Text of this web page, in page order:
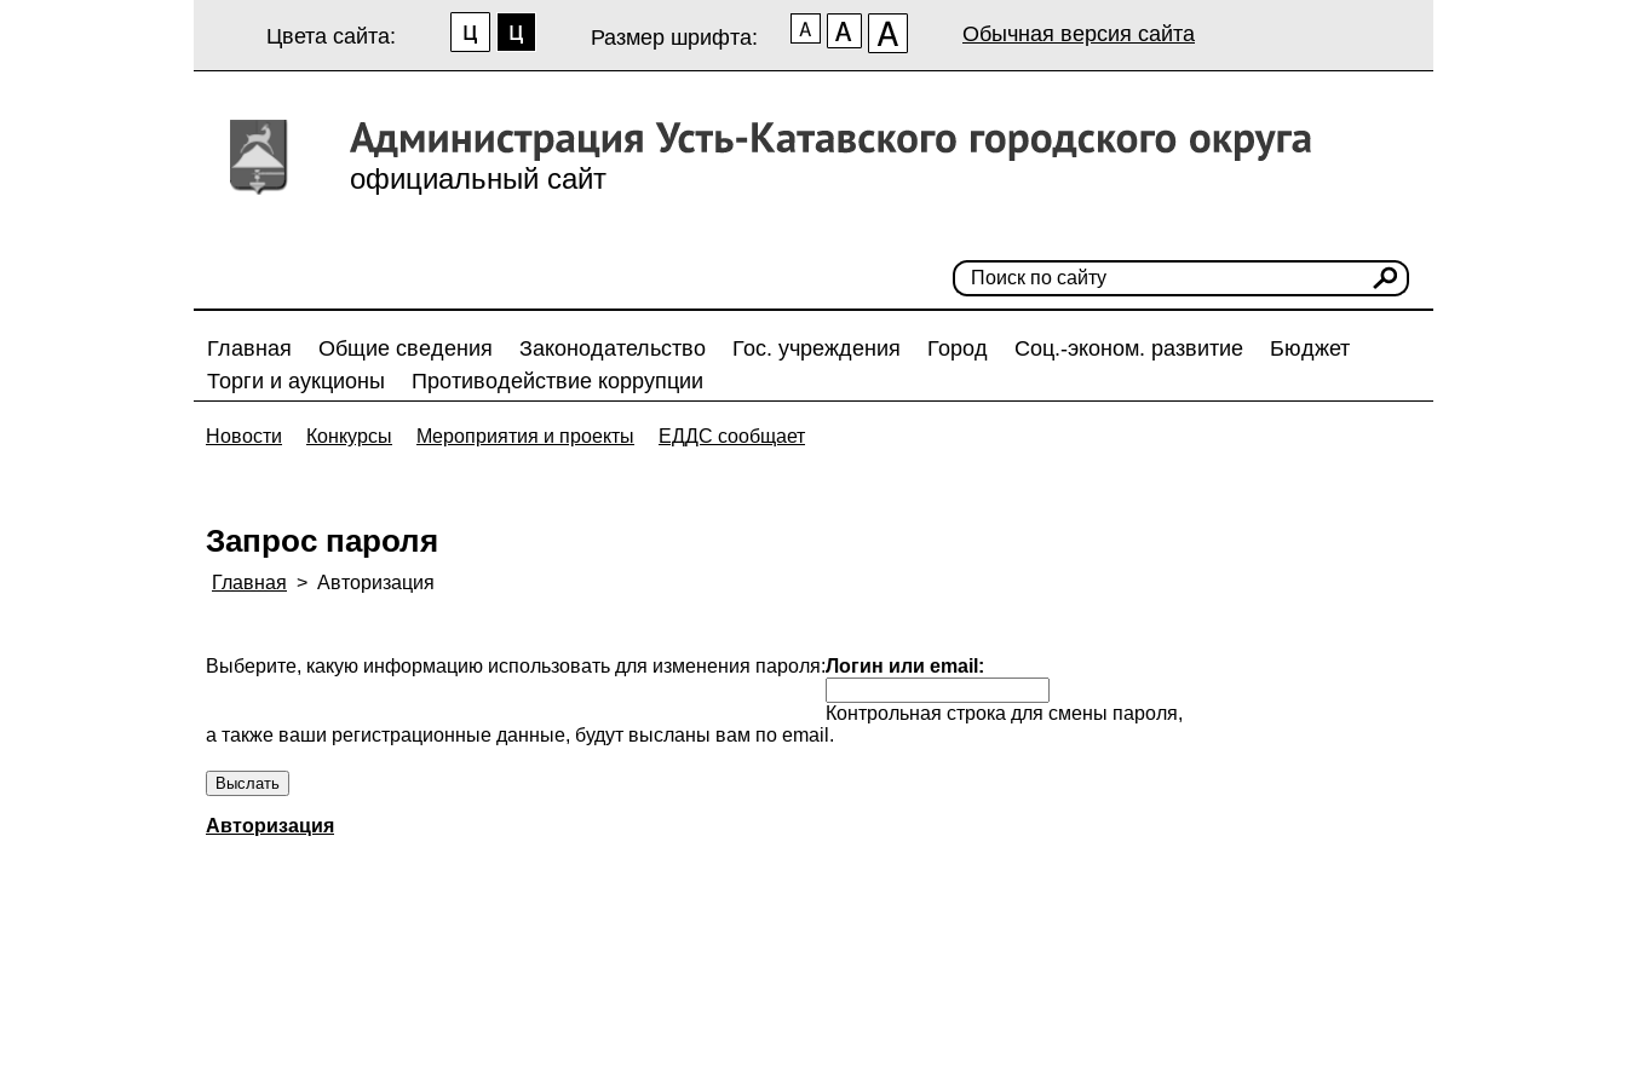
Цвета сайта: Размер шрифта: Обычная версия сайта
официальный сайт
Главная Общие сведения Законодательство Гос. учреждения Город Соц.-эконом. развитие
Бюджет
Торги и аукционы
Противодействие коррупции
Новости Конкурсы Мероприятия и проекты ЕДДС сообщает
Запрос пароля
Главная > Авторизация
Выберите, какую информацию использовать для изменения пароля:Логин или email:
Контрольная строка для смены пароля,
а также ваши регистрационные данные, будут высланы вам по email.
Авторизация